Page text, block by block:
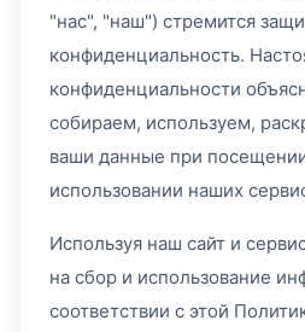
"нас", "наш") стремится
конфиденциальность.
конфиденциальности
собираем, используем,
ваши данные при
использовании наших
Используя наш сайт и
на сбор и использование
соответствии с этой